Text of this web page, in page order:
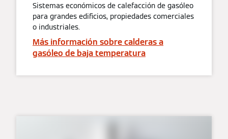
Sistemas económicos de calefacción de gasóleo
para grandes edificios, propiedades comerciales
o industriales.
Más información sobre calderas a
gasóleo de baja temperatura